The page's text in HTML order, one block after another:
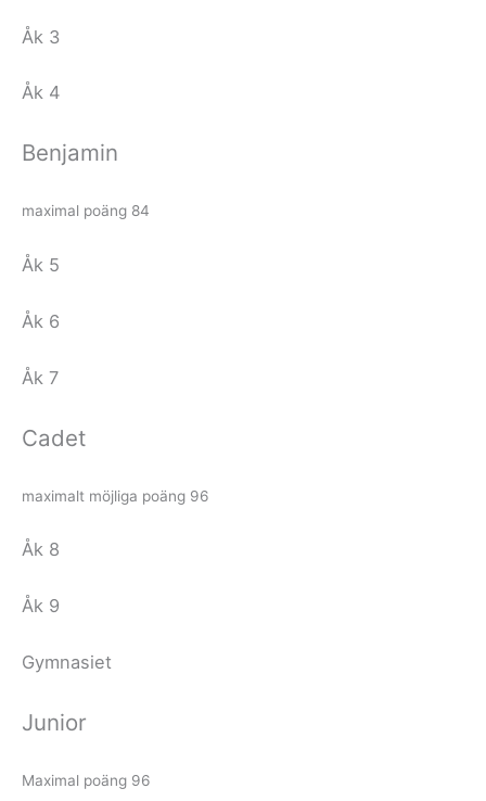
Åk 3
Åk 4
Benjamin
maximal poäng 84
Åk 5
Åk 6
Åk 7
Cadet
maximalt möjliga poäng 96
Åk 8
Åk 9
Gymnasiet
Junior
Maximal poäng 96